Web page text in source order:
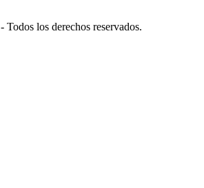
- Todos los derechos reservados.